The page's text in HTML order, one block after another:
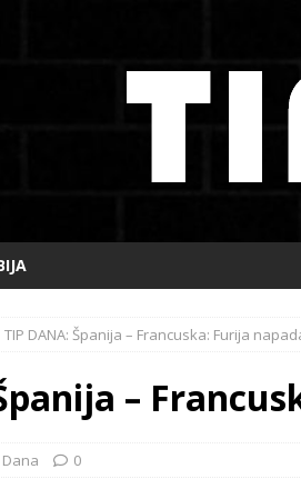
TIP DANA: Španija – Francuska: Furija
–
0